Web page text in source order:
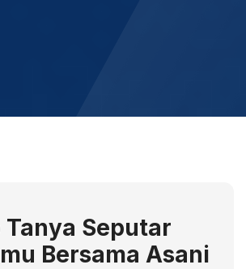
Tanya Seputar
Bersama Asani